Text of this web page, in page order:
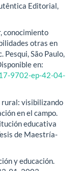
Editorial,
conocimiento
otras en
Pesqui, São Paulo,
en:
9702-ep-42-04-
rural: visibilizando
en el campo.
educativa
de Maestría-
y educación.